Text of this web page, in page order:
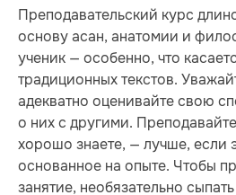
Преподавательский курс
основу асан, анатомии и
ученик — особенно, что
традиционных текстов.
адекватно оценивайте свою
о них с другими. Преподавайте
хорошо знаете, — лучше, если
основанное на опыте. Чтобы
занятие, необязательно